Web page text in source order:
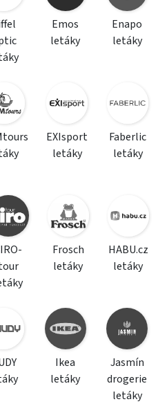
Emos
letáky
Enapo
letáky
EXIsport
letáky
Faberlic
letáky
Frosch
letáky
HABU.cz
letáky
Ikea
letáky
Jasmín
drogerie
letáky